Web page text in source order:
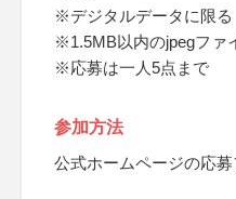
※デジタルデータに限る
※1.5MB以内のjpegファ
※応募は一人5点まで
参加方法
公式ホームページの応